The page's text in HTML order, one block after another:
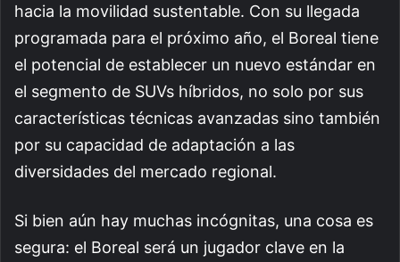
hacia la movilidad sustentable. Con su llegada
programada para el próximo año, el Boreal tiene
el potencial de establecer un nuevo estándar en
el segmento de SUVs híbridos, no solo por sus
características técnicas avanzadas sino también
por su capacidad de adaptación a las
diversidades del mercado regional.
Si bien aún hay muchas incógnitas, una cosa es
segura: el Boreal será un jugador clave en la